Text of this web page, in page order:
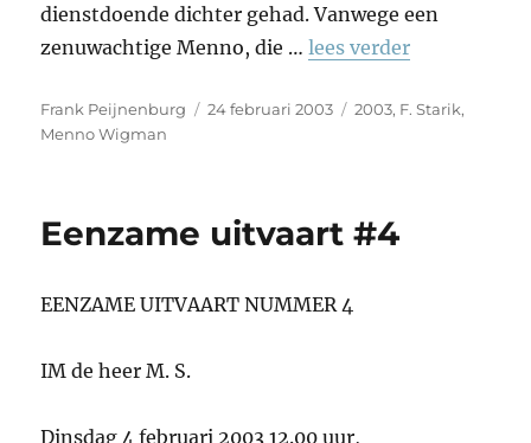
dienstdoende dichter gehad. Vanwege een
zenuwachtige Menno, die …lees verder
Auteur
Frank Peijnenburg
Geplaatst
24 februari 2003 Tags
2003, F. Starik,
Menno Wigman
Eenzame uitvaart #4
EENZAME UITVAART NUMMER 4
IM de heer M. S.
Dinsdag 4 februari 2003 12.00 uur,